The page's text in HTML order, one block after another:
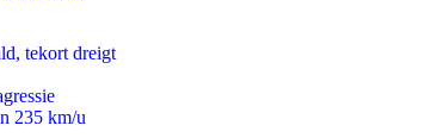
tekort dreigt
235 km/u